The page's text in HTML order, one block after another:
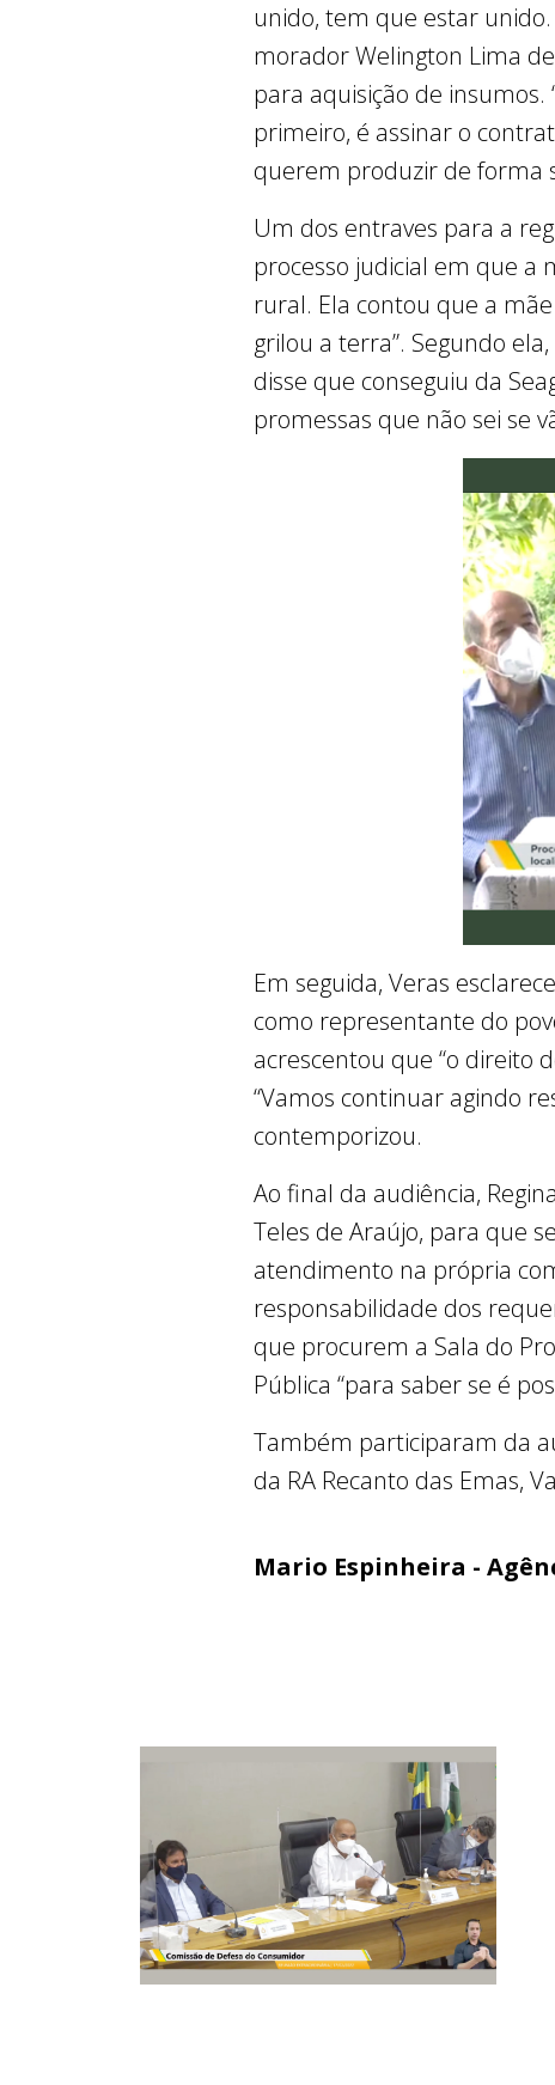
unido, tem que estar
morador Welington Lima
para aquisição de
primeiro, é assinar o
querem produzir de forma
Um dos entraves para a
processo judicial em que a
rural. Ela contou que a
grilou a terra”. Segundo
disse que conseguiu da
promessas que não sei se
Em seguida, Veras
como representante do
acrescentou que “o direito
“Vamos continuar agindo
contemporizou.
Ao final da audiência,
Teles de Araújo, para que
atendimento na própria
responsabilidade dos
que procurem a Sala do
Pública “para saber se é
Também participaram da
da RA Recanto das Emas,
Mario Espinheira -